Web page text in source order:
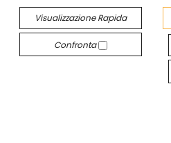
Visualizzazione Rapida
Confronta